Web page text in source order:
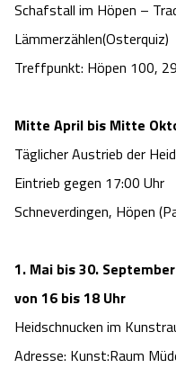
Schafstall im Höpen –
Lämmerzählen(Osterquiz)
Treffpunkt: Höpen 100,
Mitte April bis Mitte
Täglicher Austrieb der
Eintrieb gegen 17:00 Uhr
Schneverdingen, Höpen
1. Mai bis 30.
von 16 bis 18 Uhr
Heidschnucken im
Adresse: Kunst:Raum